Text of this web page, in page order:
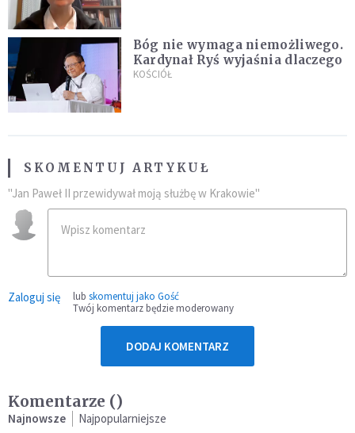
Bóg nie wymaga niemożliwego.
Kardynał Ryś wyjaśnia dlaczego
KOŚCIÓŁ
SKOMENTUJ ARTYKUŁ
"Jan Paweł II przewidywał moją służbę w Krakowie"
Zaloguj się lub skomentuj jako Gość
Twój komentarz będzie moderowany
DODAJ KOMENTARZ
Komentarze ()
Najnowsze Najpopularniejsze